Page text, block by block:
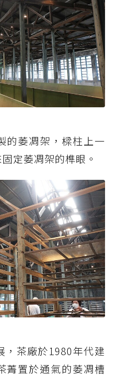
的萎凋架，樑柱上一
定萎凋架的榫眼。
，茶廠於1980年代建
菁置於通氣的萎凋槽